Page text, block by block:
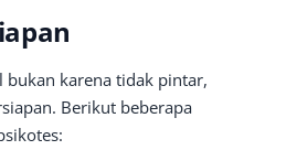
bukan karena tidak pintar,
Berikut beberapa